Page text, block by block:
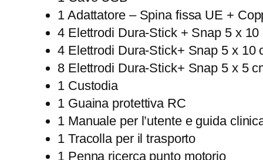
1 Adattatore – Spina fissa UE +
4 Elettrodi Dura-Stick + Snap 5 x
4 Elettrodi Dura-Stick+ Snap 5 x 10
8 Elettrodi Dura-Stick+ Snap 5 x 5
1 Custodia
1 Guaina protettiva RC
1 Manuale per l’utente e guida
1 Tracolla per il trasporto
1 Penna ricerca punto motorio